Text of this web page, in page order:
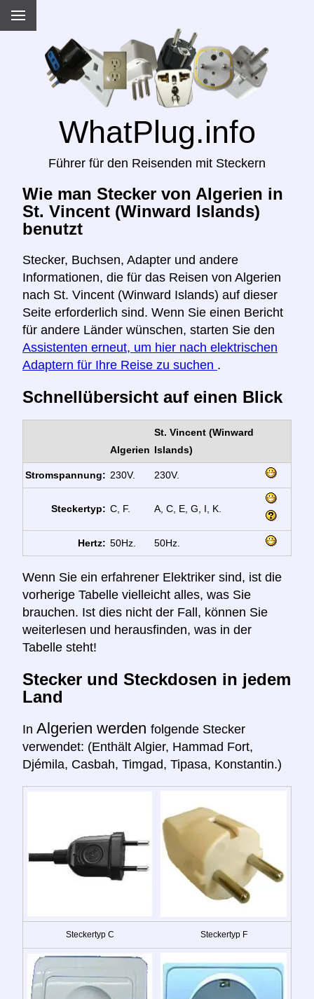
WhatPlug.info
Führer für den Reisenden mit Steckern
Wie man Stecker von Algerien in
St. Vincent (Winward Islands)
benutzt
Stecker, Buchsen, Adapter und andere
Informationen, die für das Reisen von Algerien
nach St. Vincent (Winward Islands) auf dieser
Seite erforderlich sind. Wenn Sie einen Bericht
für andere Länder wünschen, starten Sie den
Assistenten erneut, um hier nach elektrischen
Adaptern für Ihre Reise zu suchen .
Schnellübersicht auf einen Blick
Algerien
St. Vincent (Winward
Islands)
Stromspannung: 230V. 230V.
Steckertyp: C, F. A, C, E, G, I, K.
Hertz: 50Hz. 50Hz.
Wenn Sie ein erfahrener Elektriker sind, ist die
vorherige Tabelle vielleicht alles, was Sie
brauchen. Ist dies nicht der Fall, können Sie
weiterlesen und herausfinden, was in der
Tabelle steht!
Stecker und Steckdosen in jedem
Land
In Algerien werden folgende Stecker
verwendet: (Enthält Algier, Hammad Fort,
Djémila, Casbah, Timgad, Tipasa, Konstantin.)
Steckertyp C Steckertyp F